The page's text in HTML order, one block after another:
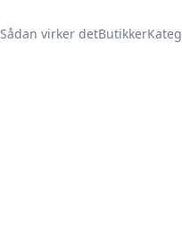
Sådan virker detButikker